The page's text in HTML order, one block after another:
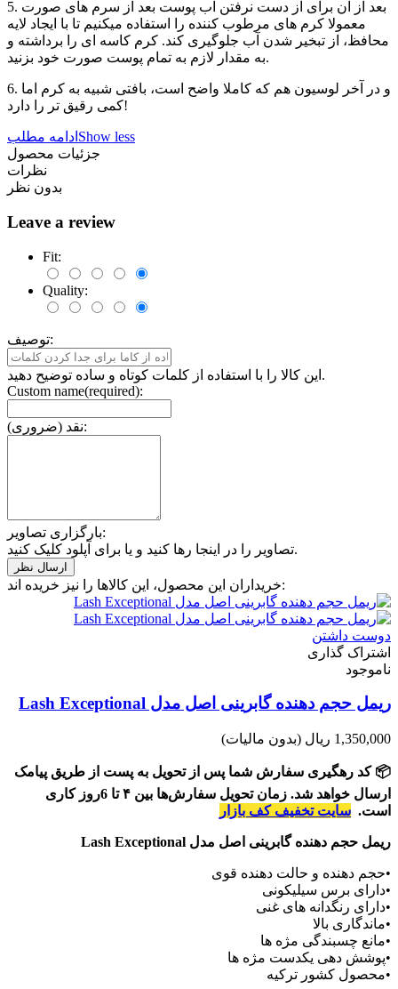
5. بعد از آن برای از دست نرفتن آب پوست بعد از سرم های صورت
معمولا کرم های مرطوب کننده را استفاده میکنیم تا با ایجاد لایه
محافظ، از تبخیر شدن آب جلوگیری کند. کرم کاسه ای را برداشته و
به مقدار لازم به تمام پوست صورت خود بزنید.
6. و در آخر لوسیون هم که کاملا واضح است، بافتی شبیه به کرم اما
کمی رقیق تر را دارد!
ادامه مطلب Show less
جزئیات محصول
نظرات
بدون نظر
Leave a review
Fit:
Quality:
توصیف:
این کالا را با استفاده از کلمات کوتاه و ساده توضیح دهید.
Custom name(required):
نقد (ضروری):
بارگزاری تصاویر:
تصاویر را در اینجا رها کنید و یا برای آپلود کلیک کنید.
خریداران این محصول، این کالاها را نیز خریده اند:
دوست داشتن
اشتراک گذاری
ناموجود
ریمل حجم دهنده گابرینی اصل مدل Lash Exceptional
1,350,000 ریال (بدون مالیات)
📦 کد رهگیری سفارش شما پس از تحویل به پست از طریق پیامک
ارسال خواهد شد. زمان تحویل سفارش‌ها بین ۴ تا 6روز کاری
است. سایت تخفیف کف بازار
ریمل حجم دهنده گابرینی اصل مدل Lash Exceptional
•حجم دهنده و حالت دهنده قوی
•دارای برس سیلیکونی
•دارای رنگدانه های غنی
•ماندگاری بالا
•مانع چسبندگی مژه ها
•پوشش دهی یکدست مژه ها
•محصول کشور ترکیه